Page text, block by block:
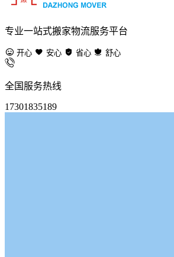
专业一站式搬家物流服务平台
开心 安心 省心 舒心
全国服务热线
17301835189